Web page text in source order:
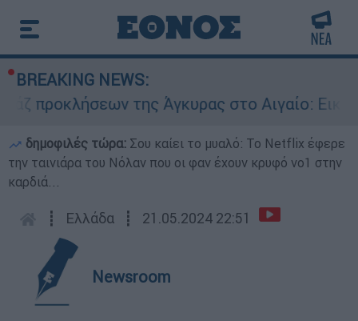
BREAKING NEWS:
της Άγκυρας στο Αιγαίο: Εικονική
δημοφιλές τώρα: Σου καίει το μυαλό: Το Netflix έφερε
την ταινιάρα του Νόλαν που οι φαν έχουν κρυφό νο1 στην
καρδιά...
┋ Ελλάδα ┋ 21.05.2024 22:51
Newsroom